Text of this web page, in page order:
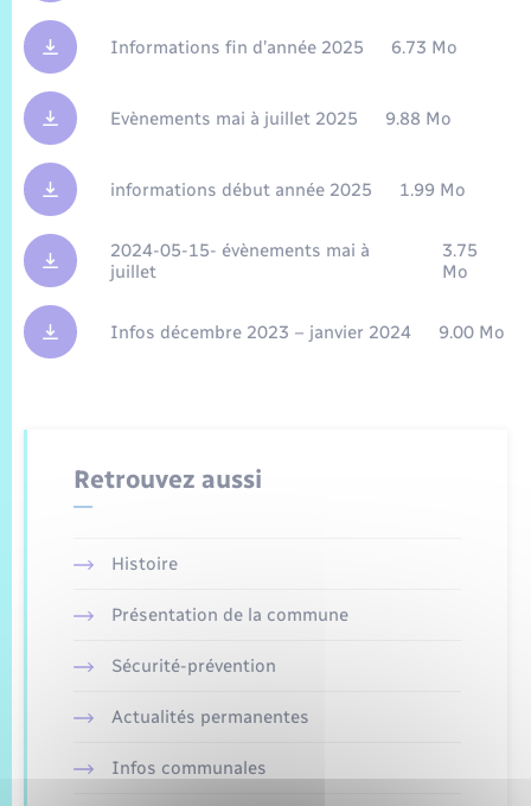
Sécurité incendie
Risques naturels et technologiques
Permis détention de chien
Numéros utiles
Vidéoprotection
Infos communales
Journal municipal numérique
Publications
Délibérations
Arrêtés municipaux
Budget
Cadastre
La Communauté de Communes
Eure en Normandie
L’Eglise
Le Cimetière
Elections et citoyenneté
Concessions funéraires
Déchets
EDF ENEDIS
Véolia – Eau Assainissement
Enfants – Jeunes
Jeunesse
Seniors
Transports
Sports et activités
Associations
Tourisme
Vexin Normand
Hébergement de loisirs
Bilan des 2 mandats : 2014 et 2020
Informations fin d’année 2025 6.73 Mo
Evènements mai à juillet 2025 9.88 Mo
informations début année 2025 1.99 Mo
2024-05-15- évènements mai à
juillet
3.75
Mo
Infos décembre 2023 – janvier 2024 9.00 Mo
Retrouvez aussi
Histoire
Présentation de la commune
Sécurité-prévention
Actualités permanentes
Infos communales